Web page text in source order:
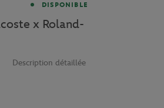
DISPONIBLE
x Roland-
Description détaillée